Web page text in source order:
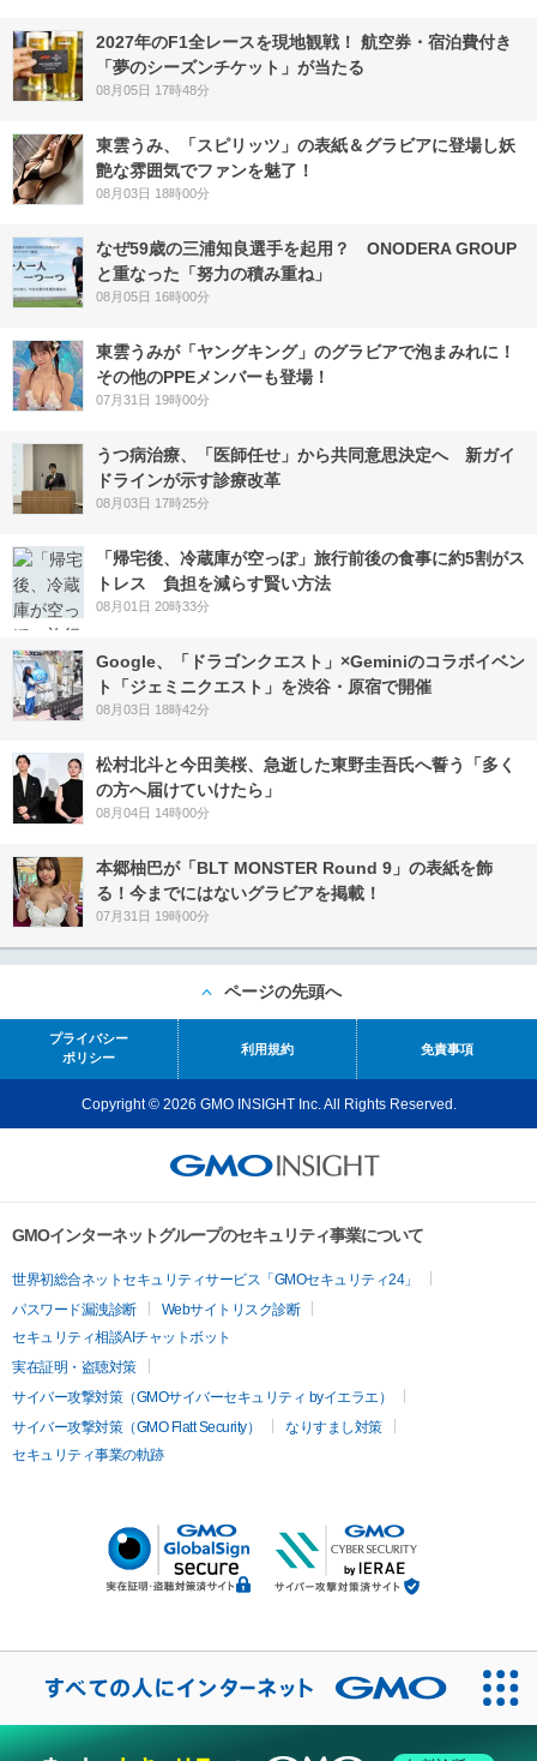
2027年のF1全レースを現地観戦！ 航空券・宿泊費付き
「夢のシーズンチケット」が当たる
08月05日 17時48分
東雲うみ、「スピリッツ」の表紙＆グラビアに登場し妖
艶な雰囲気でファンを魅了！
08月03日 18時00分
なぜ59歳の三浦知良選手を起用？ ONODERA GROUP
と重なった「努力の積み重ね」
08月05日 16時00分
東雲うみが「ヤングキング」のグラビアで泡まみれに！
その他のPPEメンバーも登場！
07月31日 19時00分
うつ病治療、「医師任せ」から共同意思決定へ 新ガイ
ドラインが示す診療改革
08月03日 17時25分
「帰宅後、冷蔵庫が空っぽ」旅行前後の食事に約5割がス
トレス 負担を減らす賢い方法
08月01日 20時33分
Google、「ドラゴンクエスト」×Geminiのコラボイベン
ト「ジェミニクエスト」を渋谷・原宿で開催
08月03日 18時42分
松村北斗と今田美桜、急逝した東野圭吾氏へ誓う「多く
の方へ届けていけたら」
08月04日 14時00分
本郷柚巴が「BLT MONSTER Round 9」の表紙を飾
る！今までにはないグラビアを掲載！
07月31日 19時00分
ページの先頭へ
プライバシー
ポリシー
利用規約 免責事項
Copyright © 2026 GMO INSIGHT Inc. All Rights Reserved.
GMOインターネットグループのセキュリティ事業について
世界初総合ネットセキュリティサービス「GMOセキュリティ24」
パスワード漏洩診断
Webサイトリスク診断
セキュリティ相談AIチャットボット
実在証明・盗聴対策
サイバー攻撃対策（GMOサイバーセキュリティ byイエラエ）
サイバー攻撃対策（GMO Flatt Security）
なりすまし対策
セキュリティ事業の軌跡